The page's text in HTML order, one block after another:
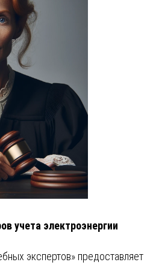
учета электроэнергии
экспертов» предоставляет